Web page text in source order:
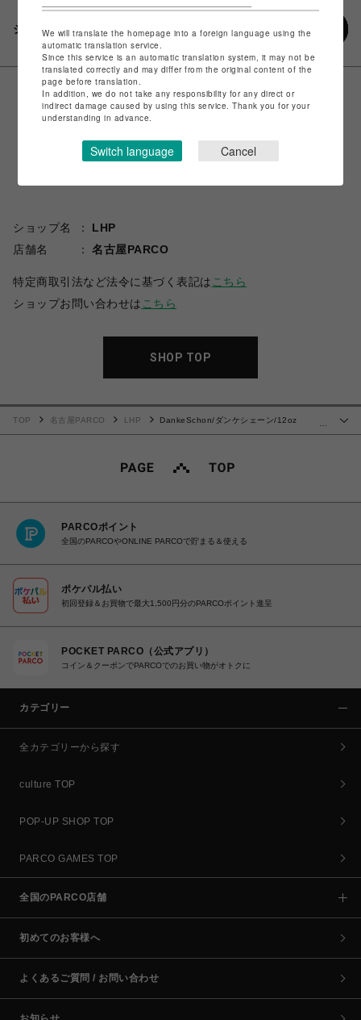
シェアする
ショップ名
LHP
店舗名
名古屋PARCO
特定商取引法など法令に基づく表記は こちら
ショップお問い合わせは こちら
SHOP TOP
…
TOP 名古屋PARCO LHP
DankeSchon/ダンケシェーン/12oz
PARCOポイント
全国のPARCOやONLINE PARCOで貯まる＆使える
ポケパル払い
初回登録＆お買物で最大1,500円分のPARCOポイント進呈
POCKET PARCO（公式アプリ）
コイン＆クーポンでPARCOでのお買い物がオトクに
カテゴリー
全カテゴリーから探す
culture TOP
POP-UP SHOP TOP
PARCO GAMES TOP
全国のPARCO店舗
初めてのお客様へ
よくあるご質問 / お問い合わせ
We will translate the homepage into a foreign language using the
automatic translation service.
Since this service is an automatic translation system, it may not be
translated correctly and may differ from the original content of the
page before translation.
In addition, we do not take any responsibility for any direct or
indirect damage caused by using this service. Thank you for your
understanding in advance.
Switch language Cancel